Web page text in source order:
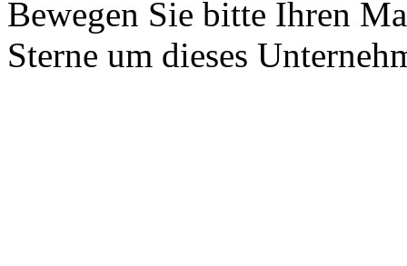
Bewegen Sie bitte Ihren
Sterne um dieses